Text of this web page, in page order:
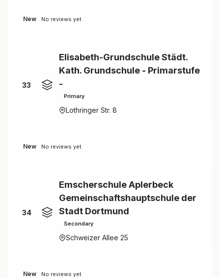
New No reviews yet
33
Elisabeth-Grundschule Städt.
Kath. Grundschule - Primarstufe
-
Primary
Lothringer Str. 8
New No reviews yet
34
Emscherschule Aplerbeck
Gemeinschaftshauptschule der
Stadt Dortmund
Secondary
Schweizer Allee 25
New No reviews yet